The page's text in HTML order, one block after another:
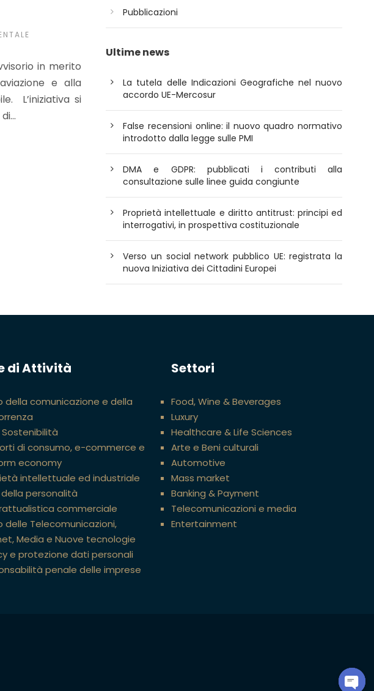
in merito
e alla
L’iniziativa si
Pubblicazioni
Ultime news
La tutela delle Indicazioni Geografiche nel nuovo
accordo UE-Mercosur
False recensioni online: il nuovo quadro normativo
introdotto dalla legge sulle PMI
DMA e GDPR: pubblicati i contributi alla
consultazione sulle linee guida congiunte
Proprietà intellettuale e diritto antitrust: principi ed
interrogativi, in prospettiva costituzionale
Verso un social network pubblico UE: registrata la
nuova Iniziativa dei Cittadini Europei
di Attività
della comunicazione e della
Sostenibilità
di consumo, e-commerce e
economy
intellettuale ed industriale
personalità
commerciale
delle Telecomunicazioni,
Media e Nuove tecnologie
e protezione dati personali
penale delle imprese
Settori
Food, Wine & Beverages
Luxury
Healthcare & Life Sciences
Arte e Beni culturali
Automotive
Mass market
Banking & Payment
Telecomunicazioni e media
Entertainment